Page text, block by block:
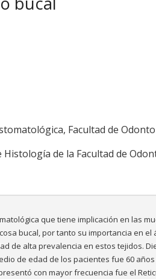
Facultad de
de la Facultad de
que tiene implicación en las
bucal, por tanto su importancia en el
de alta prevalencia en estos tejidos.
de edad de los pacientes fue 60
con mayor frecuencia fue el